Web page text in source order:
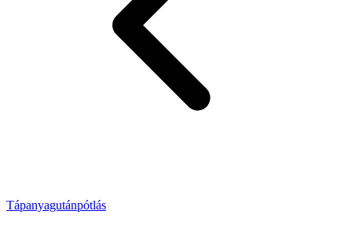
Tápanyagutánpótlás